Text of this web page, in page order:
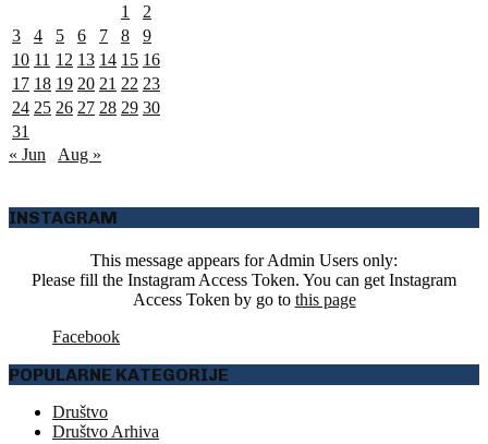
1
2
3
4 5 6 7 8
9
10 11 12 13 14 15 16
17 18 19 20 21 22 23
24 25 26 27 28 29 30
31
« Jun
Aug »
INSTAGRAM
This message appears for Admin Users only:
Please fill the Instagram Access Token. You can get Instagram
Access Token by go to this page
Facebook
POPULARNE KATEGORIJE
Društvo
Društvo Arhiva